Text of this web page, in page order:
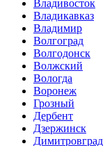
Владивосток
Владикавказ
Владимир
Волгоград
Волгодонск
Волжский
Вологда
Воронеж
Грозный
Дербент
Дзержинск
Димитровград